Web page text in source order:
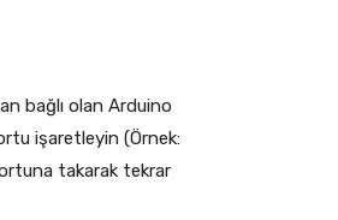
bağlı olan Arduino
işaretleyin (Örnek:
takarak tekrar